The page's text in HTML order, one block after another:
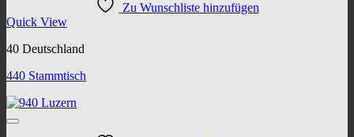
Zu Wunschliste hinzufügen
Quick View
40 Deutschland
440 Stammtisch